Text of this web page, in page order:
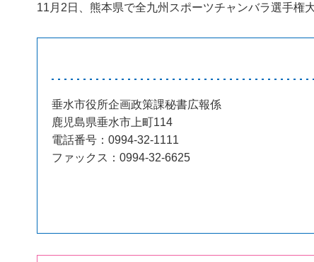
11月2日、熊本県で全九州スポーツチャンバラ選手権
垂水市役所企画政策課秘書広報係
鹿児島県垂水市上町114
電話番号：0994-32-1111
ファックス：0994-32-6625